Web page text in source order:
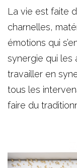
La vie est faite
charnelles,
émotions qui
synergie qui les
travailler en
tous les
faire du